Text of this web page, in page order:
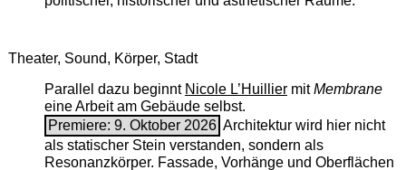
Theater, Sound, Körper, Stadt
Parallel dazu beginnt Nicole L’Huilliermit ­Membrane
eine Arbeit am Gebäude selbst.
Premiere: 9. Oktober 2026 Architektur wird hier nicht
als statischer Stein verstanden, sondern als
Resonanzkörper. Fassade, Vorhänge und Oberflächen